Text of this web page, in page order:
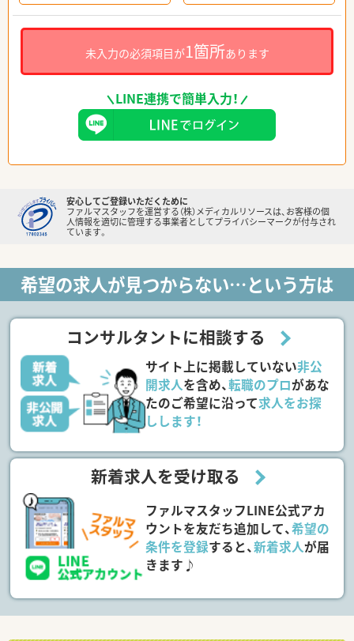
未入力の必須項目が1箇所あります
LINE連携で簡単入力！
安心してご登録いただくために
ファルマスタッフを運営する（株）メディカルリソースは、お客様の個
人情報を適切に管理する事業者としてプライバシーマークが付与され
ています。
希望の求人が見つからない…という方は
コンサルタントに相談する
サイト上に掲載していない非公
開求人を含め、転職のプロがあな
たのご希望に沿って求人をお探
しします！
新着求人を受け取る
ファルマスタッフLINE公式アカ
ウントを友だち追加して、希望の
条件を登録すると、新着求人が届
きます♪